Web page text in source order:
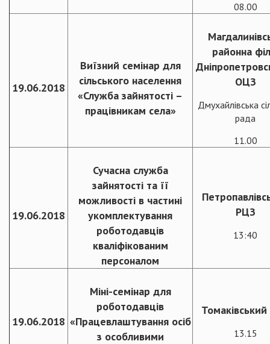
08.00
19.06.2018
Виїзний семінар для
сільського населення
«Служба зайнятості –
працівникам села»
районна
ОЦЗ
Дмухайлівська
рада
11.00
19.06.2018
Сучасна служба
зайнятості та її
можливості в частині
укомплектування
роботодавців
кваліфікованим
персоналом
РЦЗ
13:40
19.06.2018
Міні-семінар для
роботодавців
«Працевлаштування осіб
з особливими
13.15